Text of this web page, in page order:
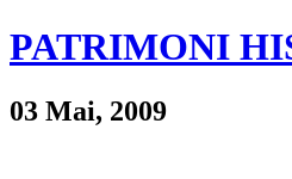
PATRIMONI
03 Mai, 2009